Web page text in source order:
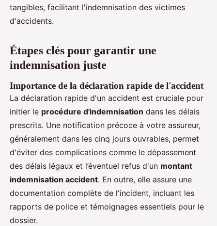
tangibles, facilitant l'indemnisation des victimes
d'accidents.
Étapes clés pour garantir une
indemnisation juste
Importance de la déclaration rapide de l'accident
La déclaration rapide d'un accident est cruciale pour
initier le procédure d'indemnisation dans les délais
prescrits. Une notification précoce à votre assureur,
généralement dans les cinq jours ouvrables, permet
d'éviter des complications comme le dépassement
des délais légaux et l’éventuel refus d'un montant
indemnisation accident. En outre, elle assure une
documentation complète de l'incident, incluant les
rapports de police et témoignages essentiels pour le
dossier.